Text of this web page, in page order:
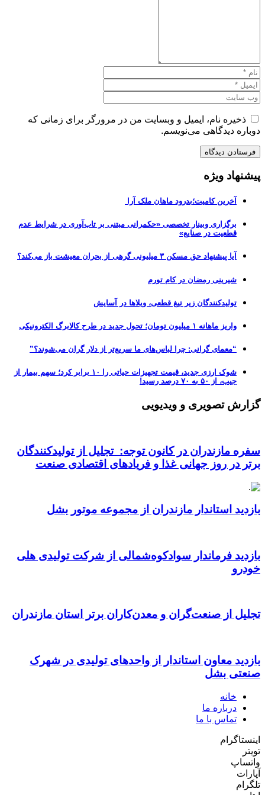
ذخیره نام، ایمیل و وبسایت من در مرورگر برای زمانی که
دوباره دیدگاهی می‌نویسم.
پیشنهاد ویژه
آخرین کامیت؛بدرود ماهان ملک آرا
برگزاری وبینار تخصصی «حکمرانی مبتنی بر تاب‌آوری در شرایط عدم
قطعیت در صنایع»
آیا پیشنهاد حق مسکن ۳ میلیونی گرهی از بحران معیشت باز می‌کند؟
شیرینی رمضان در کام تورم
تولیدکنندگان زیر تیغ قطعی، ویلاها در آسایش
واریز ماهانه ۱ میلیون تومان؛ تحول جدید در طرح کالابرگ الکترونیکی
“معمای گرانی: چرا لباس‌های ما سریع‌تر از دلار گران می‌شوند؟”
شوک ارزی جدید، قیمت تجهیزات حیاتی را ۱۰ برابر کرد؛ سهم بیمار از
جیب، از ۵۰ به ۷۰ درصد رسید!
گزارش تصویری و ویدیویی
سفره مازندران در کانون توجه: تجلیل از تولیدکنندگان
برتر در روز جهانی غذا و فریادهای اقتصادی صنعت
بازدید استاندار مازندران از مجموعه موتور بشل
بازدید فرماندار سوادکوه‌شمالی از شرکت تولیدی هلی
خودرو
تجلیل از صنعت‌گران و معدن‌کاران برتر استان مازندران
بازدید معاون استاندار از واحدهای تولیدی در شهرک
صنعتی بشل
خانه
درباره ما
تماس با ما
اینستاگرام
تویتر
واتساپ
آپارات
تلگرام